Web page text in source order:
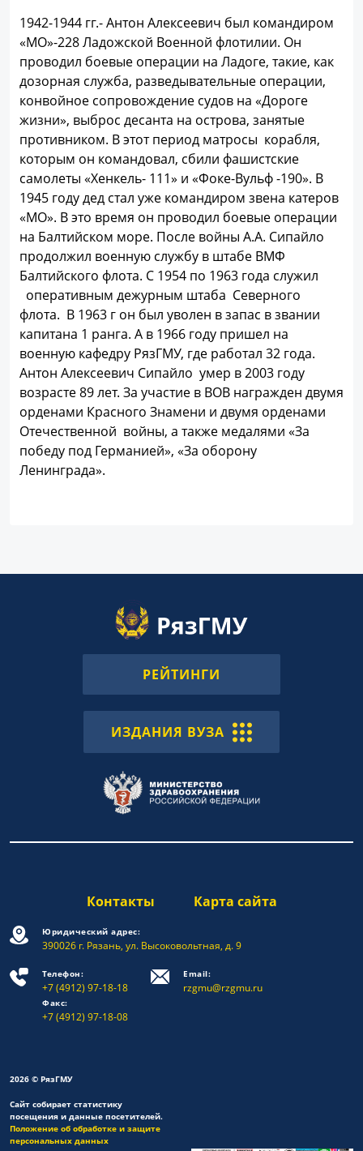
1942-1944 гг.- Антон Алексеевич был командиром
«МО»-228 Ладожской Военной флотилии. Он
проводил боевые операции на Ладоге, такие, как
дозорная служба, разведывательные операции,
конвойное сопровождение судов на «Дороге
жизни», выброс десанта на острова, занятые
противником. В этот период матросы корабля,
которым он командовал, сбили фашистские
самолеты «Хенкель- 111» и «Фоке-Вульф -190». В
1945 году дед стал уже командиром звена катеров
«МО». В это время он проводил боевые операции
на Балтийском море. После войны А.А. Сипайло
продолжил военную службу в штабе ВМФ
Балтийского флота. С 1954 по 1963 года служил
оперативным дежурным штаба Северного
флота. В 1963 г он был уволен в запас в звании
капитана 1 ранга. А в 1966 году пришел на
военную кафедру РязГМУ, где работал 32 года.
Антон Алексеевич Сипайло умер в 2003 году
возрасте 89 лет. За участие в ВОВ награжден двумя
орденами Красного Знамени и двумя орденами
Отечественной войны, а также медалями «За
победу под Германией», «За оборону
Ленинграда».
РЕЙТИНГИ
ИЗДАНИЯ ВУЗА
Контакты Карта сайта
Юридический адрес:
390026 г. Рязань, ул. Высоковольтная, д. 9
Телефон:
+7 (4912) 97-18-18
Факс:
+7 (4912) 97-18-08
Email:
rzgmu@rzgmu.ru
2026 © РязГМУ
Сайт собирает статистику
посещения и данные посетителей.
Положение об обработке и защите
персональных данных